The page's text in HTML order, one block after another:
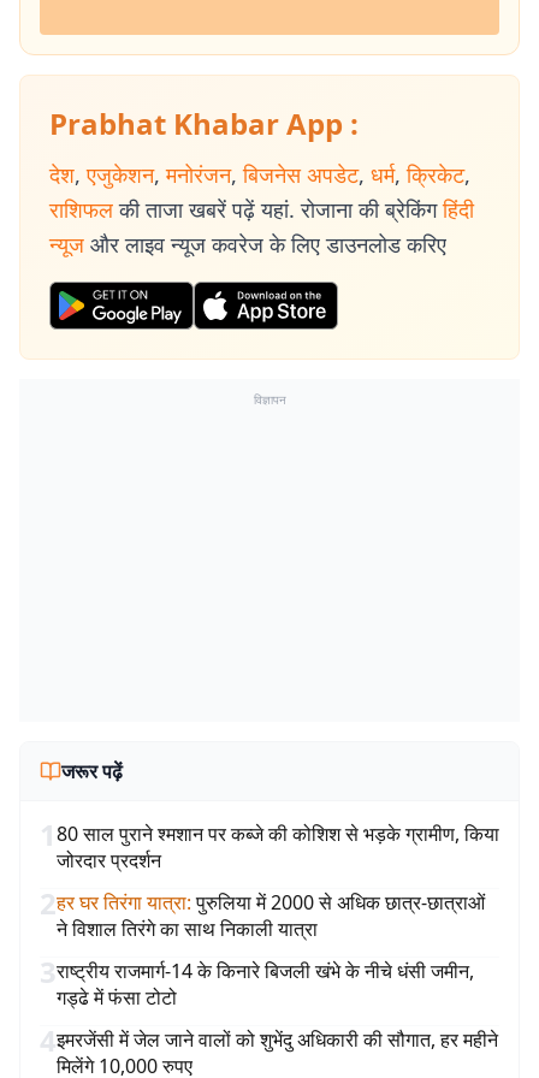
Prabhat Khabar App :
देश, एजुकेशन, मनोरंजन, बिजनेस अपडेट, धर्म, क्रिकेट,
राशिफल की ताजा खबरें पढ़ें यहां. रोजाना की ब्रेकिंग हिंदी
न्यूज और लाइव न्यूज कवरेज के लिए डाउनलोड करिए
विज्ञापन
जरूर पढ़ें
180 साल पुराने श्मशान पर कब्जे की कोशिश से भड़के ग्रामीण, किया
जोरदार प्रदर्शन
2हर घर तिरंगा यात्रा: पुरुलिया में 2000 से अधिक छात्र-छात्राओं
ने विशाल तिरंगे का साथ निकाली यात्रा
3राष्ट्रीय राजमार्ग-14 के किनारे बिजली खंभे के नीचे धंसी जमीन,
गड्ढे में फंसा टोटो
4इमरजेंसी में जेल जाने वालों को शुभेंदु अधिकारी की सौगात, हर महीने
मिलेंगे 10,000 रुपए